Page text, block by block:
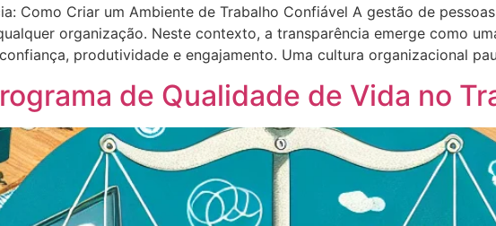
Como Criar um Ambiente de Trabalho Confiável A gestão de
organização. Neste contexto, a transparência emerge como
produtividade e engajamento. Uma cultura organizacional
de Qualidade de Vida no